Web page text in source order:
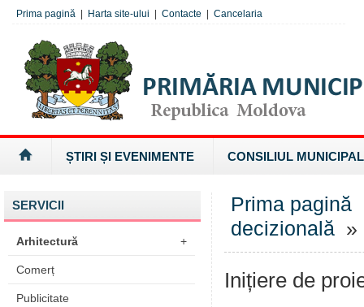
Prima pagină Harta site-ului Contacte Cancelaria
ȘTIRI ȘI EVENIMENTE CONSILIUL MUNICIPAL
SERVICII
Arhitectură +
Comerț
Publicitate
Prima pagină
decizională »
Inițiere de